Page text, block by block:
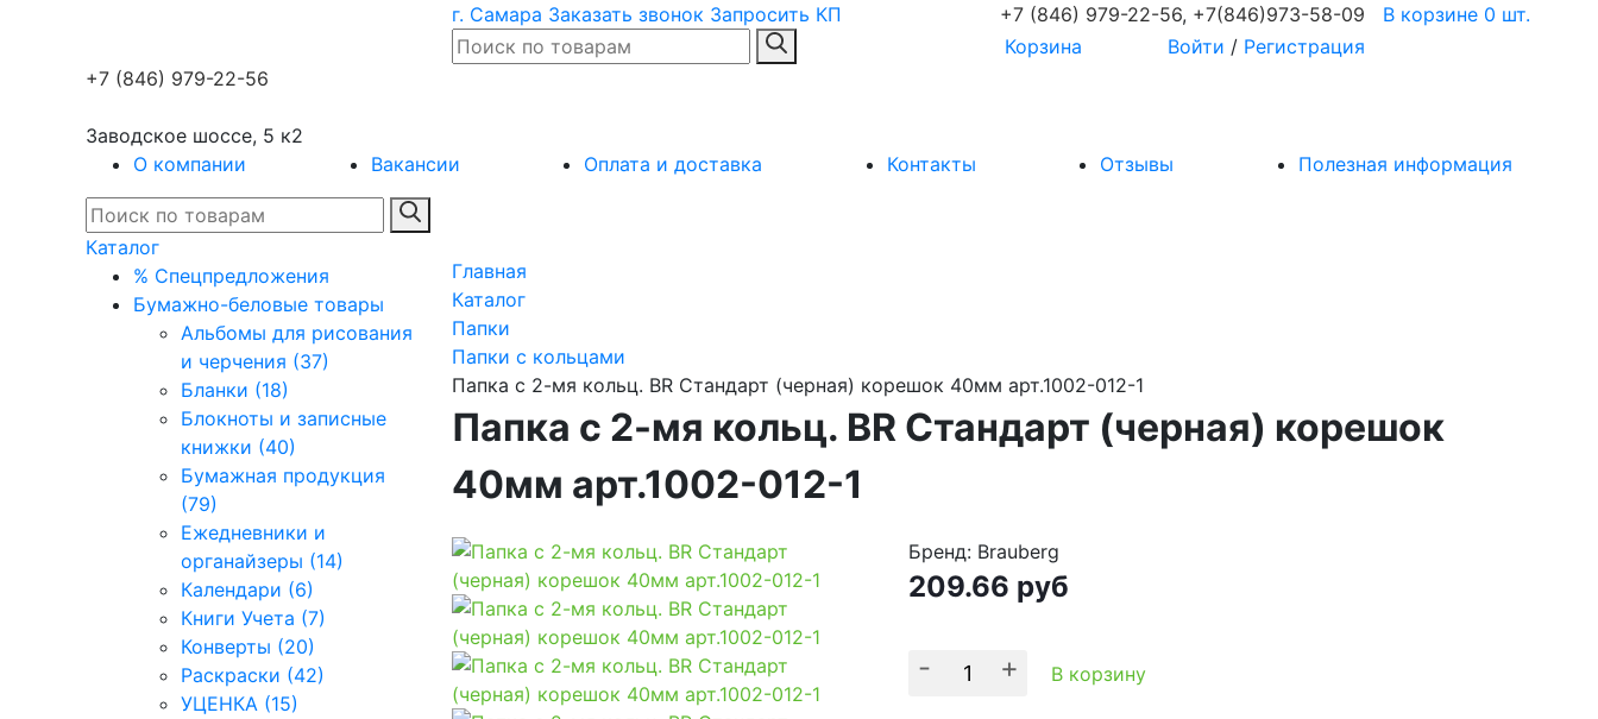
г. Самара Заказать звонок Запросить КП +7 (846) 979-22-56, +7(846)973-58-09
Корзина
Войти / Регистрация
В корзине 0 шт.
+7 (846) 979-22-56
Заводское шоссе, 5 к2
О компании
Вакансии Оплата и доставка Контакты Отзывы Полезная информация
Каталог
% Спецпредложения
Бумажно-беловые товары
Альбомы для рисования
и черчения (37)
Бланки (18)
Блокноты и записные
книжки (40)
Бумажная продукция
(79)
Ежедневники и
органайзеры (14)
Календари (6)
Книги Учета (7)
Конверты (20)
Раскраски (42)
УЦЕНКА (15)
Главная
Каталог
Папки
Папки с кольцами
Папка с 2-мя кольц. BR Стандарт (черная) корешок 40мм арт.1002-012-1
Папка с 2-мя кольц. BR Стандарт (черная) корешок
40мм арт.1002-012-1
Бренд: Brauberg
209.66 руб
- + В корзину